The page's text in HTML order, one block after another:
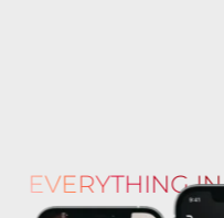
EVERYTHING IN